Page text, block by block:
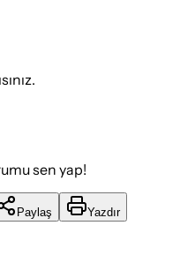
sen yap!
Paylaş Yazdır